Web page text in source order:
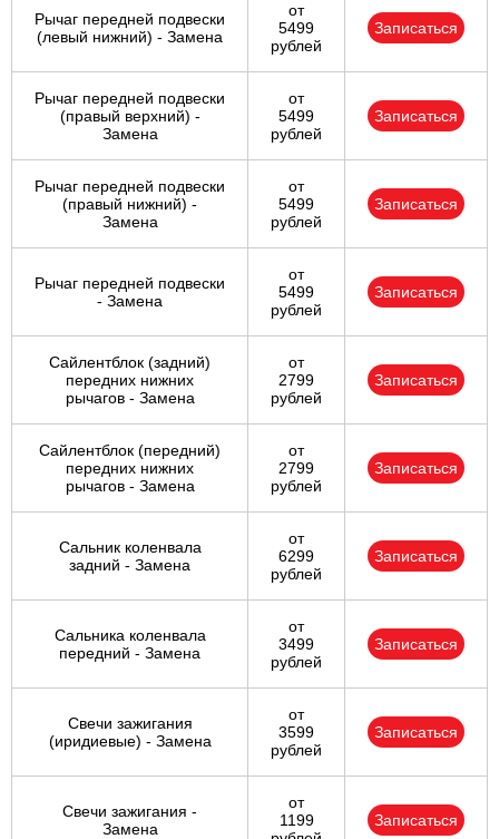
Рычаг передней подвески
(левый нижний) - Замена
от
5499
рублей
Записаться
Рычаг передней подвески
(правый верхний) -
Замена
от
5499
рублей
Записаться
Рычаг передней подвески
(правый нижний) -
Замена
от
5499
рублей
Записаться
Рычаг передней подвески
- Замена
от
5499
рублей
Записаться
Сайлентблок (задний)
передних нижних
рычагов - Замена
от
2799
рублей
Записаться
Сайлентблок (передний)
передних нижних
рычагов - Замена
от
2799
рублей
Записаться
Сальник коленвала
задний - Замена
от
6299
рублей
Записаться
Сальника коленвала
передний - Замена
от
3499
рублей
Записаться
Свечи зажигания
(иридиевые) - Замена
от
3599
рублей
Записаться
Свечи зажигания -
Замена
от
1199
Записаться